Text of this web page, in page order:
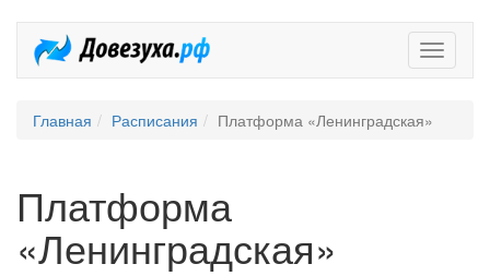
Главная Расписания Платформа «Ленинградская»
Платформа
«Ленинградская»